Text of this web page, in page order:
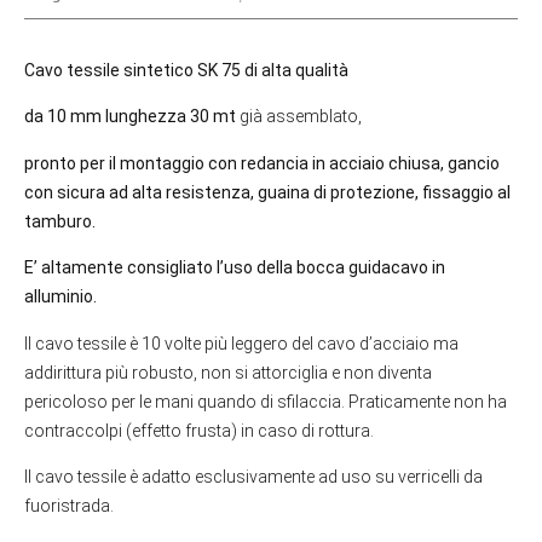
Cavo tessile sintetico SK 75 di alta qualità
da 10 mm lunghezza 30 mt già assemblato,
pronto per il montaggio con redancia in acciaio chiusa, gancio
con sicura ad alta resistenza, guaina di protezione, fissaggio al
tamburo.
E’ altamente consigliato l’uso della bocca guidacavo in
alluminio.
Il cavo tessile è 10 volte più leggero del cavo d’acciaio ma
addirittura più robusto, non si attorciglia e non diventa
pericoloso per le mani quando di sfilaccia. Praticamente non ha
contraccolpi (effetto frusta) in caso di rottura.
Il cavo tessile è adatto esclusivamente ad uso su verricelli da
fuoristrada.